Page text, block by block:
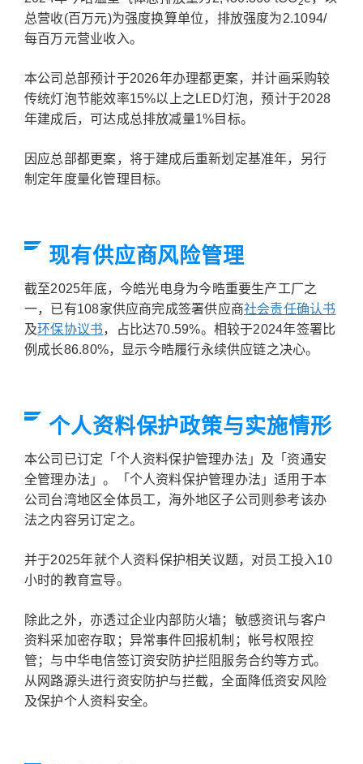
总营收(百万元)为强度换算单位，排放强度为2.1094/
每百万元营业收入。
本公司总部预计于2026年办理都更案，并计画采购较
传统灯泡节能效率15%以上之LED灯泡，预计于2028
年建成后，可达成总排放减量1%目标。
因应总部都更案，将于建成后重新划定基准年，另行
制定年度量化管理目标。
现有供应商风险管理
截至2025年底，今皓光电身为今晧重要生产工厂之
一，已有108家供应商完成签署供应商社会责任确认书
及环保协议书，占比达70.59%。相较于2024年签署比
例成长86.80%，显示今晧履行永续供应链之决心。
个人资料保护政策与实施情形
本公司已订定「个人资料保护管理办法」及「资通安
全管理办法」。「个人资料保护管理办法」适用于本
公司台湾地区全体员工，海外地区子公司则参考该办
法之内容另订定之。
并于2025年就个人资料保护相关议题，对员工投入10
小时的教育宣导。
除此之外，亦透过企业内部防火墙；敏感资讯与客户
资料采加密存取；异常事件回报机制；帐号权限控
管；与中华电信签订资安防护拦阻服务合约等方式。
从网路源头进行资安防护与拦截，全面降低资安风险
及保护个人资料安全。